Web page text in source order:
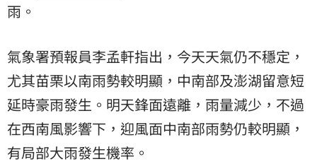
雨。
氣象署預報員李孟軒指出，今天天氣仍不穩定，
尤其苗栗以南雨勢較明顯，中南部及澎湖留意短
延時豪雨發生。明天鋒面遠離，雨量減少，不過
在西南風影響下，迎風面中南部雨勢仍較明顯，
有局部大雨發生機率。